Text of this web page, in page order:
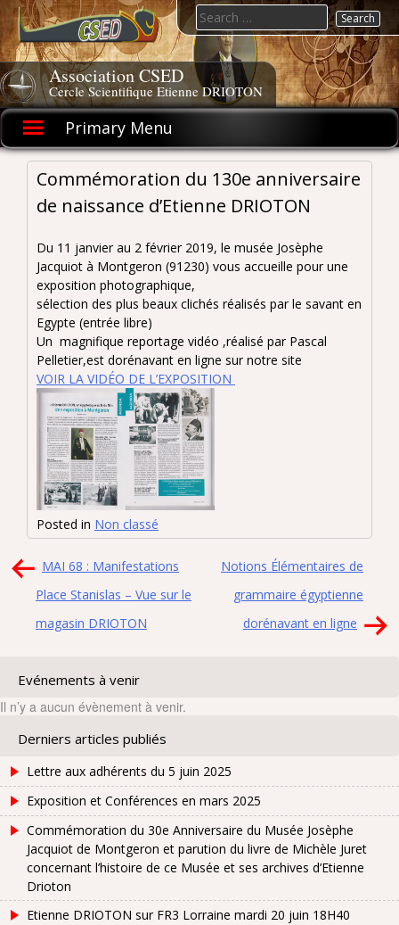
Skip
to
content
Association CSED
Cercle Scientifique Etienne DRIOTON
Primary Menu
Search
for:
Commémoration du 130e anniversaire
de naissance d’Etienne DRIOTON
Du 11 janvier au 2 février 2019, le musée Josèphe
Jacquiot à Montgeron (91230) vous accueille pour une
exposition photographique,
sélection des plus beaux clichés réalisés par le savant en
Egypte (entrée libre)
Un magnifique reportage vidéo ,réalisé par Pascal
Pelletier,est dorénavant en ligne sur notre site
VOIR LA VIDÉO DE L’EXPOSITION
Posted in Non classé
Navigation
de
l’article
MAI 68 : Manifestations
Place Stanislas – Vue sur le
magasin DRIOTON
Notions Élémentaires de
grammaire égyptienne
dorénavant en ligne
Evénements à venir
Il n’y a aucun évènement à venir.
Derniers articles publiés
Lettre aux adhérents du 5 juin 2025
Exposition et Conférences en mars 2025
Commémoration du 30e Anniversaire du Musée Josèphe
Jacquiot de Montgeron et parution du livre de Michèle Juret
concernant l’histoire de ce Musée et ses archives d’Etienne
Drioton
Etienne DRIOTON sur FR3 Lorraine mardi 20 juin 18H40